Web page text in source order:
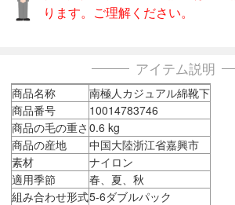
ります。ご理解ください。
アイテム説明
商品名称
南極人カジュアル綿靴下
商品番号
10014783746
商品の毛の重さ 0.6 kg
商品の産地
中国大陸浙江省嘉興市
素材
ナイロン
適用季節
春、夏、秋
組み合わせ形式5-6ダブルパック